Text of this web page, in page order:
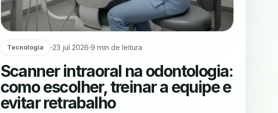
Tecnologia 23 jul 2026 9 min de leitura
Scanner intraoral na odontologia:
como escolher, treinar a equipe e
evitar retrabalho